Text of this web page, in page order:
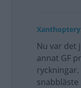
Nu var det
annat GF